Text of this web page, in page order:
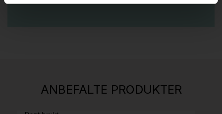
ANBEFALTE PRODUKTER
H05 5600 Swingback-armlene Mørk